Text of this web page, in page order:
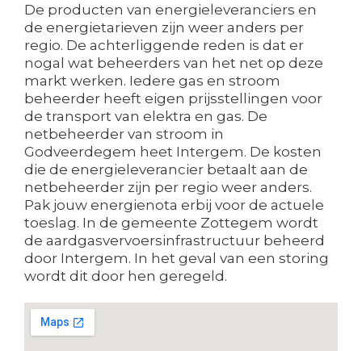
De producten van energieleveranciers en
de energietarieven zijn weer anders per
regio. De achterliggende reden is dat er
nogal wat beheerders van het net op deze
markt werken. Iedere gas en stroom
beheerder heeft eigen prijsstellingen voor
de transport van elektra en gas. De
netbeheerder van stroom in
Godveerdegem heet Intergem. De kosten
die de energieleverancier betaalt aan de
netbeheerder zijn per regio weer anders.
Pak jouw energienota erbij voor de actuele
toeslag. In de gemeente Zottegem wordt
de aardgasvervoersinfrastructuur beheerd
door Intergem. In het geval van een storing
wordt dit door hen geregeld.